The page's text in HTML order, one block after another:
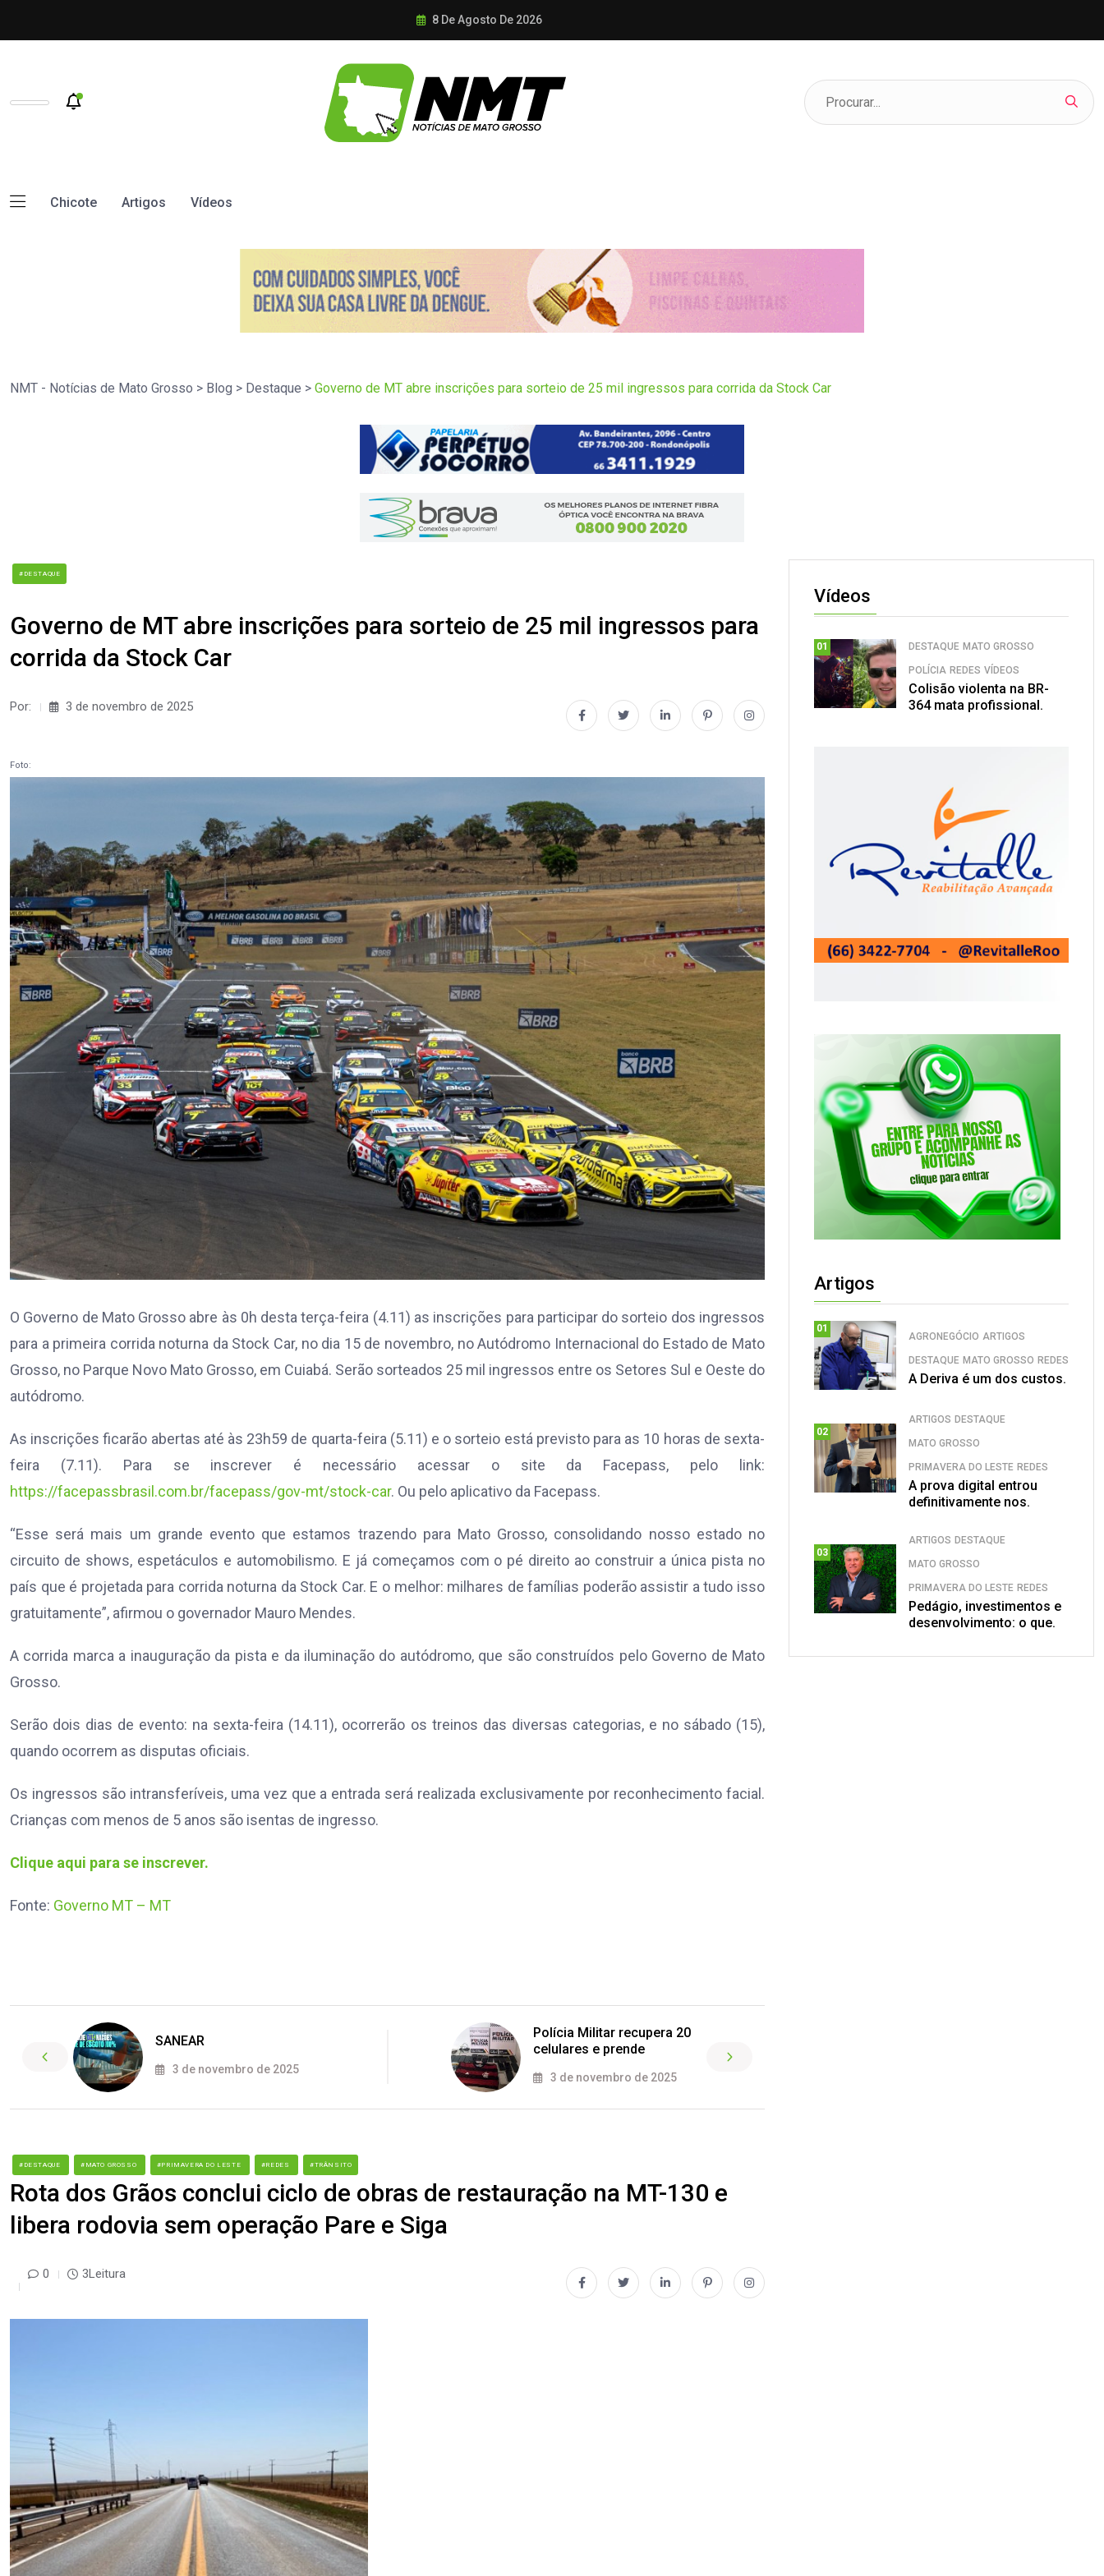
8 De Agosto De 2026
Chicote Artigos Vídeos
NMT - Notícias de Mato Grosso > Blog > Destaque > Governo de MT abre inscrições para sorteio de 25 mil ingressos para corrida da Stock Car
#DESTAQUE
Governo de MT abre inscrições para sorteio de 25 mil ingressos para
corrida da Stock Car
Por: 3 de novembro de 2025
Foto:
O Governo de Mato Grosso abre às 0h desta terça-feira (4.11) as inscrições para participar do sorteio dos ingressos
para a primeira corrida noturna da Stock Car, no dia 15 de novembro, no Autódromo Internacional do Estado de Mato
Grosso, no Parque Novo Mato Grosso, em Cuiabá. Serão sorteados 25 mil ingressos entre os Setores Sul e Oeste do
autódromo.
As inscrições ficarão abertas até às 23h59 de quarta-feira (5.11) e o sorteio está previsto para as 10 horas de sexta-
feira (7.11). Para se inscrever é necessário acessar o site da Facepass, pelo link:
https://facepassbrasil.com.br/facepass/gov-mt/stock-car. Ou pelo aplicativo da Facepass.
“Esse será mais um grande evento que estamos trazendo para Mato Grosso, consolidando nosso estado no
circuito de shows, espetáculos e automobilismo. E já começamos com o pé direito ao construir a única pista no
país que é projetada para corrida noturna da Stock Car. E o melhor: milhares de famílias poderão assistir a tudo isso
gratuitamente”, afirmou o governador Mauro Mendes.
A corrida marca a inauguração da pista e da iluminação do autódromo, que são construídos pelo Governo de Mato
Grosso.
Serão dois dias de evento: na sexta-feira (14.11), ocorrerão os treinos das diversas categorias, e no sábado (15),
quando ocorrem as disputas oficiais.
Os ingressos são intransferíveis, uma vez que a entrada será realizada exclusivamente por reconhecimento facial.
Crianças com menos de 5 anos são isentas de ingresso.
Clique aqui para se inscrever.
Fonte: Governo MT – MT
SANEAR
3 de novembro de 2025
Polícia Militar recupera 20
celulares e prende
3 de novembro de 2025
#DESTAQUE #MATO GROSSO #PRIMAVERA DO LESTE #REDES #TRÂNSITO
Rota dos Grãos conclui ciclo de obras de restauração na MT-130 e
libera rodovia sem operação Pare e Siga
0 3Leitura
Vídeos
01 DESTAQUE MATO GROSSO
POLÍCIA REDES VÍDEOS
Colisão violenta na BR-
364 mata profissional.
Artigos
01
AGRONEGÓCIO ARTIGOS
DESTAQUE MATO GROSSO REDES
A Deriva é um dos custos.
02
ARTIGOS DESTAQUE
MATO GROSSO
PRIMAVERA DO LESTE REDES
A prova digital entrou
definitivamente nos.
03
ARTIGOS DESTAQUE
MATO GROSSO
PRIMAVERA DO LESTE REDES
Pedágio, investimentos e
desenvolvimento: o que.